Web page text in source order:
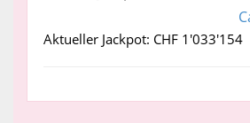
Aktueller Jackpot: CHF 1'033'154